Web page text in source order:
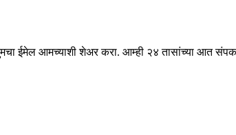
ईमेल आमच्याशी शेअर करा. आम्ही २४ तासांच्या आत